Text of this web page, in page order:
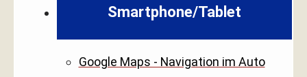
Smartphone/Tablet
Google Maps - Navigation im Auto